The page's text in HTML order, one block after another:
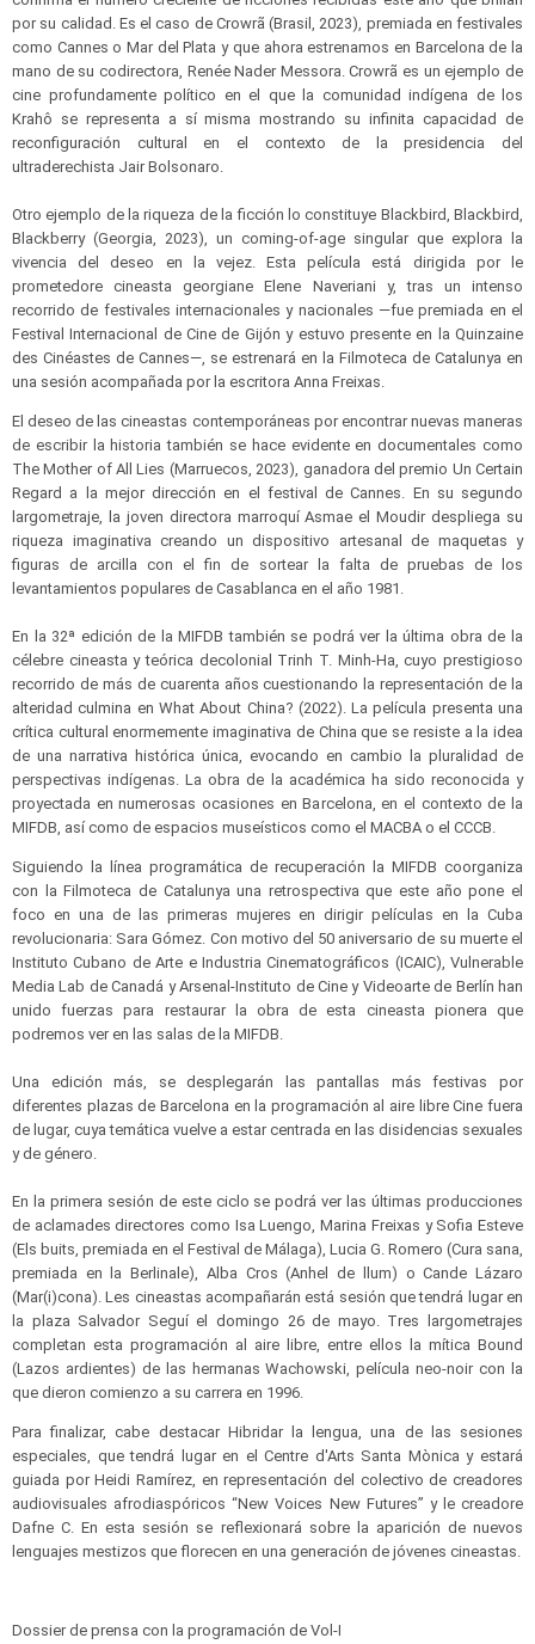
por su calidad. Es el caso de Crowrã (Brasil, 2023), premiada en festivales
como Cannes o Mar del Plata y que ahora estrenamos en Barcelona de la
mano de su codirectora, Renée Nader Messora. Crowrã es un ejemplo de
cine profundamente político en el que la comunidad indígena de los
Krahô se representa a sí misma mostrando su infinita capacidad de
reconfiguración cultural en el contexto de la presidencia del
ultraderechista Jair Bolsonaro.
Otro ejemplo de la riqueza de la ficción lo constituye Blackbird, Blackbird,
Blackberry (Georgia, 2023), un coming-of-age singular que explora la
vivencia del deseo en la vejez. Esta película está dirigida por le
prometedore cineasta georgiane Elene Naveriani y, tras un intenso
recorrido de festivales internacionales y nacionales ―fue premiada en el
Festival Internacional de Cine de Gijón y estuvo presente en la Quinzaine
des Cinéastes de Cannes―, se estrenará en la Filmoteca de Catalunya en
una sesión acompañada por la escritora Anna Freixas.
El deseo de las cineastas contemporáneas por encontrar nuevas maneras
de escribir la historia también se hace evidente en documentales como
The Mother of All Lies (Marruecos, 2023), ganadora del premio Un Certain
Regard a la mejor dirección en el festival de Cannes. En su segundo
largometraje, la joven directora marroquí Asmae el Moudir despliega su
riqueza imaginativa creando un dispositivo artesanal de maquetas y
figuras de arcilla con el fin de sortear la falta de pruebas de los
levantamientos populares de Casablanca en el año 1981.
En la 32ª edición de la MIFDB también se podrá ver la última obra de la
célebre cineasta y teórica decolonial Trinh T. Minh-Ha, cuyo prestigioso
recorrido de más de cuarenta años cuestionando la representación de la
alteridad culmina en What About China? (2022). La película presenta una
crítica cultural enormemente imaginativa de China que se resiste a la idea
de una narrativa histórica única, evocando en cambio la pluralidad de
perspectivas indígenas. La obra de la académica ha sido reconocida y
proyectada en numerosas ocasiones en Barcelona, en el contexto de la
MIFDB, así como de espacios museísticos como el MACBA o el CCCB.
Siguiendo la línea programática de recuperación la MIFDB coorganiza
con la Filmoteca de Catalunya una retrospectiva que este año pone el
foco en una de las primeras mujeres en dirigir películas en la Cuba
revolucionaria: Sara Gómez. Con motivo del 50 aniversario de su muerte el
Instituto Cubano de Arte e Industria Cinematográficos (ICAIC), Vulnerable
Media Lab de Canadá y Arsenal-Instituto de Cine y Videoarte de Berlín han
unido fuerzas para restaurar la obra de esta cineasta pionera que
podremos ver en las salas de la MIFDB.
Una edición más, se desplegarán las pantallas más festivas por
diferentes plazas de Barcelona en la programación al aire libre Cine fuera
de lugar, cuya temática vuelve a estar centrada en las disidencias sexuales
y de género.
En la primera sesión de este ciclo se podrá ver las últimas producciones
de aclamades directores como Isa Luengo, Marina Freixas y Sofia Esteve
(Els buits, premiada en el Festival de Málaga), Lucia G. Romero (Cura sana,
premiada en la Berlinale), Alba Cros (Anhel de llum) o Cande Lázaro
(Mar(i)cona). Les cineastas acompañarán está sesión que tendrá lugar en
la plaza Salvador Seguí el domingo 26 de mayo. Tres largometrajes
completan esta programación al aire libre, entre ellos la mítica Bound
(Lazos ardientes) de las hermanas Wachowski, película neo-noir con la
que dieron comienzo a su carrera en 1996.
Para finalizar, cabe destacar Hibridar la lengua, una de las sesiones
especiales, que tendrá lugar en el Centre d'Arts Santa Mònica y estará
guiada por Heidi Ramírez, en representación del colectivo de creadores
audiovisuales afrodiaspóricos “New Voices New Futures” y le creadore
Dafne C. En esta sesión se reflexionará sobre la aparición de nuevos
lenguajes mestizos que florecen en una generación de jóvenes cineastas.
Dossier de prensa con la programación de Vol-I